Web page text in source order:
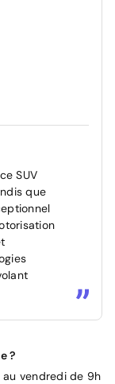
SUV
que
?
au vendredi de 9h